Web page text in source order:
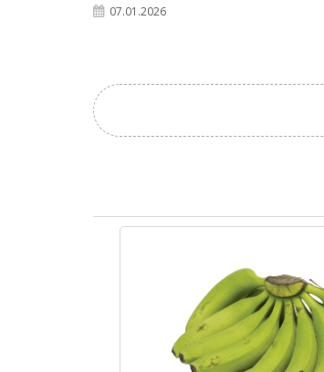
07.01.2026